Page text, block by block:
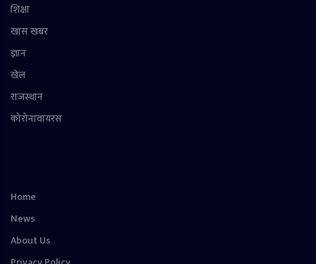
शिक्षा
खास खबर
ज्ञान
खेल
राजस्थान
कोरोनावायरस
Home
News
About Us